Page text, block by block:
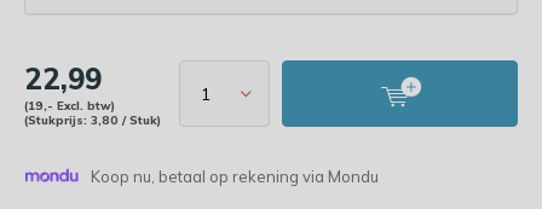
22,99
(19,- Excl. btw)
(Stukprijs: 3,80 / Stuk)
Koop nu, betaal op rekening via Mondu